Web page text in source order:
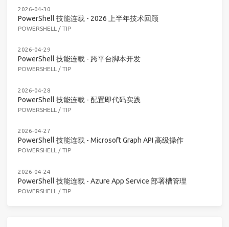
2026-04-30
PowerShell 技能连载 - 2026 上半年技术回顾
POWERSHELL / TIP
2026-04-29
PowerShell 技能连载 - 跨平台脚本开发
POWERSHELL / TIP
2026-04-28
PowerShell 技能连载 - 配置即代码实践
POWERSHELL / TIP
2026-04-27
PowerShell 技能连载 - Microsoft Graph API 高级操作
POWERSHELL / TIP
2026-04-24
PowerShell 技能连载 - Azure App Service 部署槽管理
POWERSHELL / TIP